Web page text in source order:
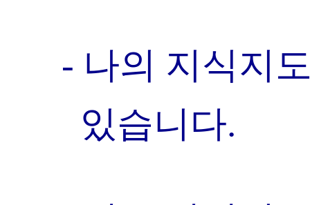
- 나의 지식지
있습니다.